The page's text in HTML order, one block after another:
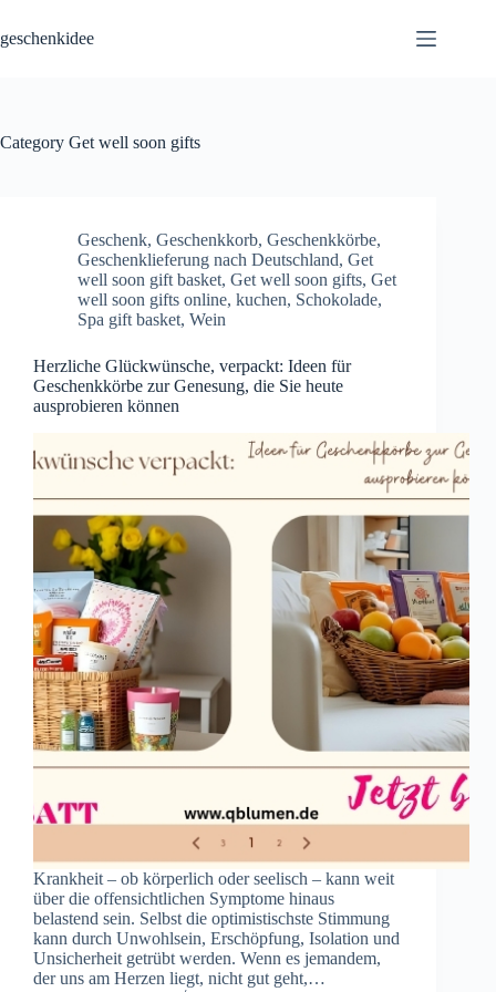
content
geschenkidee
Category Get well soon gifts
Geschenk, Geschenkkorb, Geschenkkörbe,
Geschenklieferung nach Deutschland, Get
well soon gift basket, Get well soon gifts, Get
well soon gifts online, kuchen, Schokolade,
Spa gift basket, Wein
Herzliche Glückwünsche, verpackt: Ideen für
Geschenkkörbe zur Genesung, die Sie heute
ausprobieren können
Krankheit – ob körperlich oder seelisch – kann weit
über die offensichtlichen Symptome hinaus
belastend sein. Selbst die optimistischste Stimmung
kann durch Unwohlsein, Erschöpfung, Isolation und
Unsicherheit getrübt werden. Wenn es jemandem,
der uns am Herzen liegt, nicht gut geht,…